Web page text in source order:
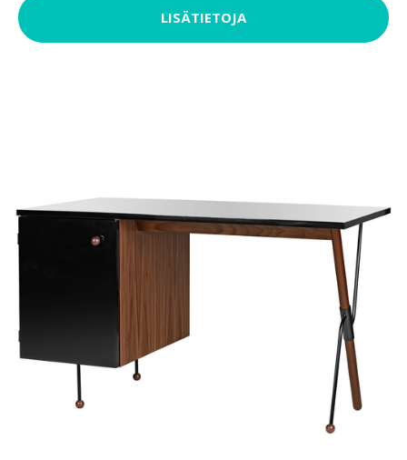
LISÄTIETOJA